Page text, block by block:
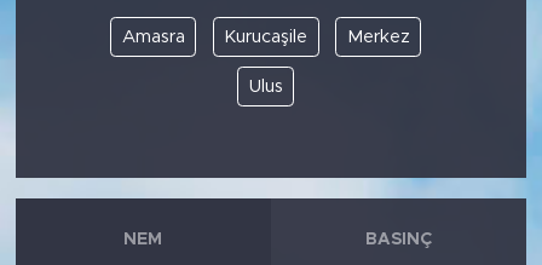
Amasra Kurucaşile Merkez
Ulus
NEM BASINÇ
POLİTİKA
KÜLTÜR SANAT